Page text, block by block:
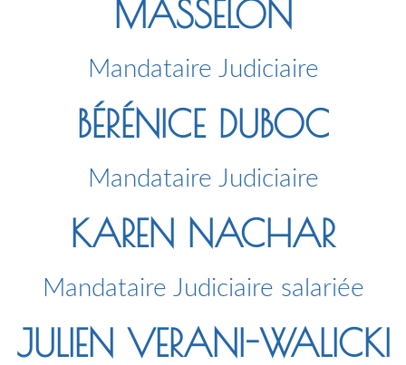
MASSELON
Mandataire Judiciaire
BÉRÉNICE DUBOC
Mandataire Judiciaire
KAREN NACHAR
Mandataire Judiciaire salariée
JULIEN VERANI-WALICKI